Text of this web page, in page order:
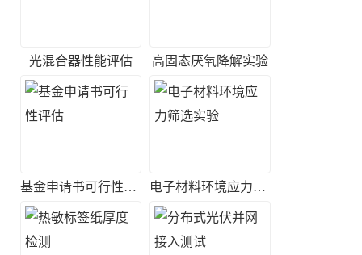
光混合器性能评估 高固态厌氧降解实验
基金申请书可行性评估 电子材料环境应力筛选实验